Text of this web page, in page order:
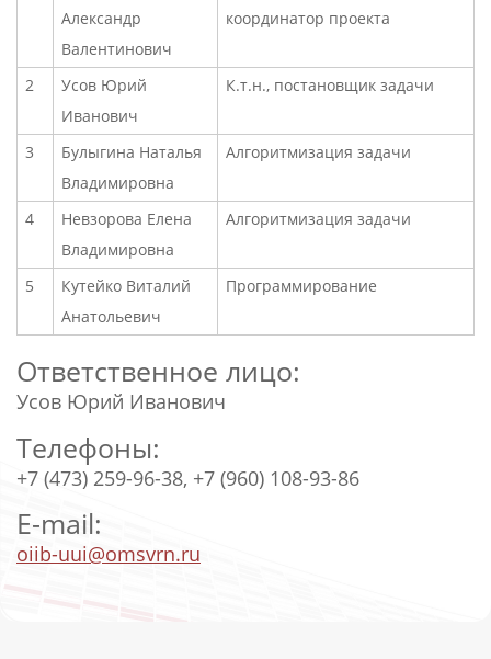
Александр
Валентинович
координатор проекта
2
Усов Юрий
Иванович
К.т.н., постановщик задачи
3
Булыгина Наталья
Владимировна
Алгоритмизация задачи
4
Невзорова Елена
Владимировна
Алгоритмизация задачи
5
Кутейко Виталий
Анатольевич
Программирование
Ответственное лицо:
Усов Юрий Иванович
Телефоны:
+7 (473) 259-96-38, +7 (960) 108-93-86
E-mail:
oiib-uui@omsvrn.ru